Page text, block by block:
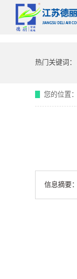
热门关键词：
您的位置：
信息摘要：